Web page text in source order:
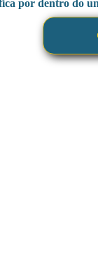
por dentro do